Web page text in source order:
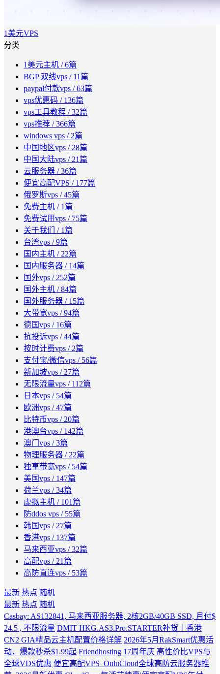
1美元VPS
分类
1美元主机 / 6篇
BGP 双线vps / 11篇
paypal付款vps / 63篇
vps优惠码 / 136篇
vps工具教程 / 32篇
vps推荐 / 366篇
windows vps / 2篇
中国地区vps / 28篇
中国大陆vps / 21篇
云服务器 / 36篇
便宜高配VPS / 177篇
俄罗斯vps / 45篇
免费主机 / 1篇
免费试用vps / 75篇
关于我们
/ 1篇
台湾vps / 9篇
国内主机 / 22篇
国内服务器 / 14篇
国外vps / 252篇
国外主机 / 84篇
国外服务器 / 15篇
大带宽vps / 94篇
德国vps / 16篇
抗投诉vps / 44篇
按时计费vps / 2篇
支付宝/微信vps / 56篇
新加坡vps / 27篇
无限流量vps / 112篇
日本vps / 54篇
欧洲vps / 47篇
比特币vps / 20篇
港澳台vps / 142篇
澳门vps / 3篇
物理服务器 / 22篇
独享带宽vps / 54篇
美国vps / 147篇
荷兰vps / 34篇
虚拟主机 / 101篇
防ddos vps / 55篇
韩国vps / 27篇
香港vps / 137篇
马来西亚vps / 32篇
高配vps / 21篇
高防直连vps / 53篇
最新 热点 随机
最新 热点 随机
Casbay: AS132841, 马来西亚服务器, 2核2GB/40GB SSD, 月付$
24.5 , 不限流量 DMIT HKG.AS3.Pro.STARTER补货｜香港
CN2 GIA精品云主机配置价格详解 2026年5月RakSmart优惠活
动，爆款秒杀$1.99起 Friendhosting 17周年庆 高性价比VPS与
全球VDS优惠 便宜高配VPS_OuluCloud全球高防云服务器推